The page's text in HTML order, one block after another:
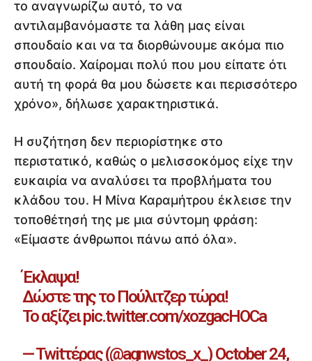
το αναγνωρίζω αυτό, το να
αντιλαμβανόμαστε τα λάθη μας είναι
σπουδαίο και να τα διορθώνουμε ακόμα πιο
σπουδαίο. Χαίρομαι πολύ που μου είπατε ότι
αυτή τη φορά θα μου δώσετε και περισσότερο
χρόνο», δήλωσε χαρακτηριστικά.
Η συζήτηση δεν περιορίστηκε στο
περιστατικό, καθώς ο μελισσοκόμος είχε την
ευκαιρία να αναλύσει τα προβλήματα του
κλάδου του. Η Μίνα Καραμήτρου έκλεισε την
τοποθέτησή της με μια σύντομη φράση:
«Είμαστε άνθρωποι πάνω από όλα».
Έκλαψα!
Δώστε της το Πούλιτζερ τώρα!
Το αξίζειpic.twitter.com/xozgacHOCa
— Twitτέρας (@agnwstos_x_)October 24,